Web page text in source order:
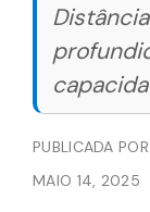
PUBLICADA
MAIO 14, 2025